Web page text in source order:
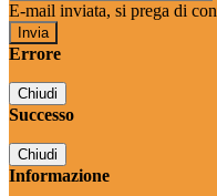
E-mail inviata, si prega di
Errore
Chiudi
Successo
Chiudi
Informazione